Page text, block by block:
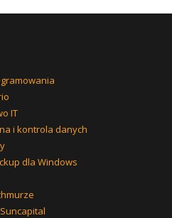
IT
i kontrola danych
dla Windows